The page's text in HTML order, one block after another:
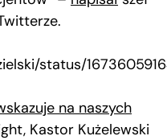
status/
na naszych
Kastor Kużelewski